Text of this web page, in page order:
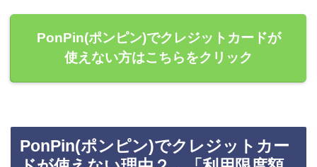
PonPin(ポンピン)でクレジットカードが
使えない方はこちらをクリック
PonPin(ポンピン)でクレジットカー